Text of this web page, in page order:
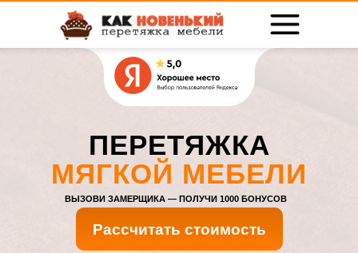
Рассчитать стоимость
ПЕРЕТЯЖКА
МЯГКОЙ МЕБЕЛИ
ВЫЗОВИ ЗАМЕРЩИКА — ПОЛУЧИ 1000 БОНУСОВ